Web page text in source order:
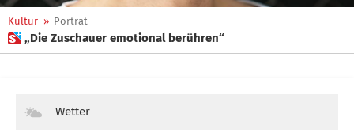
Kultur » Porträt
 „Die Zuschauer emotional berühren“
Wetter